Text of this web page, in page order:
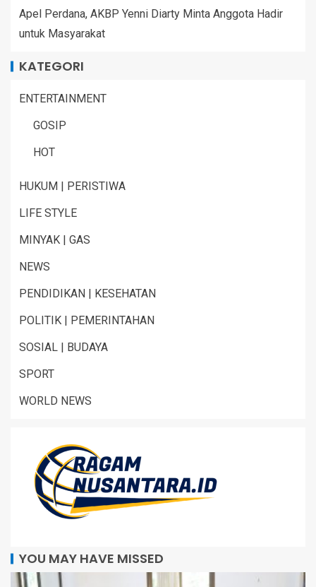
Apel Perdana, AKBP Yenni Diarty Minta Anggota Hadir
untuk Masyarakat
KATEGORI
ENTERTAINMENT
GOSIP
HOT
HUKUM | PERISTIWA
LIFE STYLE
MINYAK | GAS
NEWS
PENDIDIKAN | KESEHATAN
POLITIK | PEMERINTAHAN
SOSIAL | BUDAYA
SPORT
WORLD NEWS
YOU MAY HAVE MISSED